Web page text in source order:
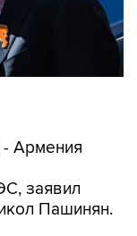
- Армения
заявил
Пашинян.